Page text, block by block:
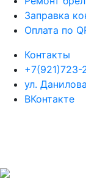
Заправка
Оплата по
Контакты
+7(921)723-
ул.
ВКонтакте